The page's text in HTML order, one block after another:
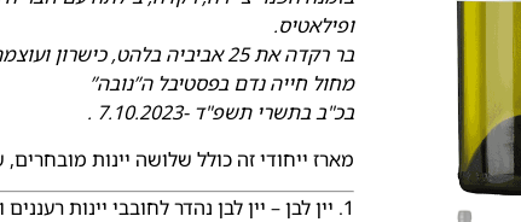
ופילאטיס.
בר רקדה את 25 אביביה בלהט, כישרון ועוצמה.
מחול חייה נדם בפסטיבל ה”נובה”
בכ"ב בתשרי תשפ"ד -7.10.2023 .
מארז ייחודי זה כולל שלושה יינות